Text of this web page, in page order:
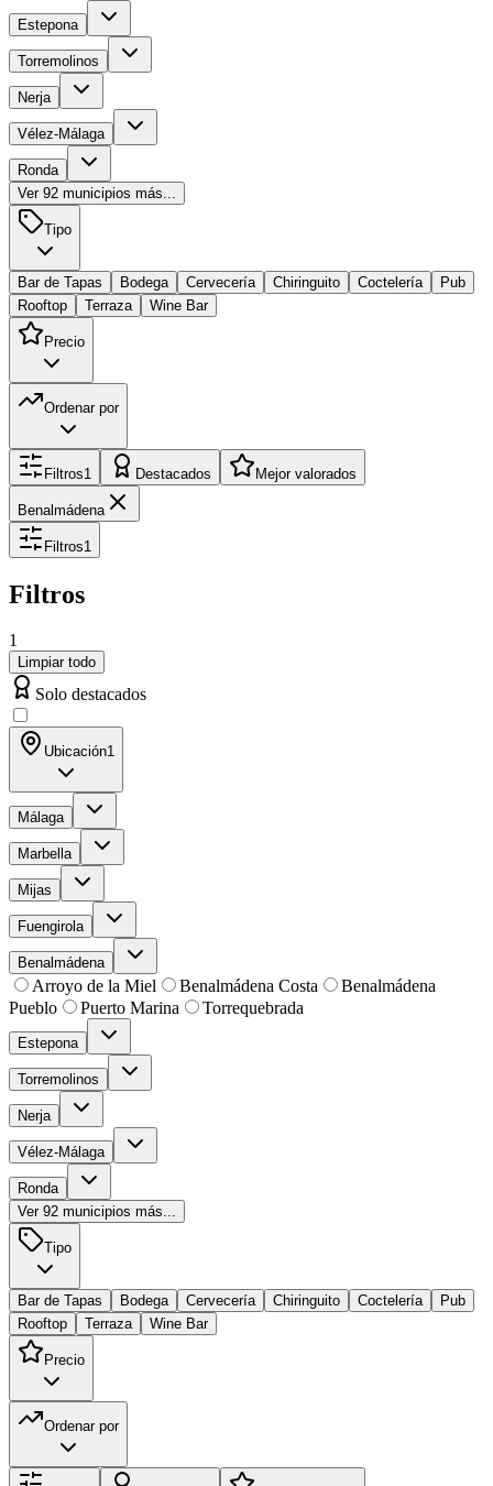
Estepona
Torremolinos
Nerja
Vélez-Málaga
Ronda
Ver 92 municipios más...
Tipo
Bar de Tapas Bodega Cervecería Chiringuito Coctelería
Pub
Rooftop
Terraza Wine Bar
Precio
Ordenar por
Filtros1 Destacados Mejor valorados
Benalmádena
Filtros1
Filtros
1
Limpiar todo
Solo destacados
Ubicación1
Málaga
Marbella
Mijas
Fuengirola
Benalmádena
Arroyo de la Miel Benalmádena Costa
Benalmádena
Pueblo
Puerto Marina Torrequebrada
Estepona
Torremolinos
Nerja
Vélez-Málaga
Ronda
Ver 92 municipios más...
Tipo
Bar de Tapas Bodega Cervecería Chiringuito Coctelería
Pub
Rooftop
Terraza Wine Bar
Precio
Ordenar por